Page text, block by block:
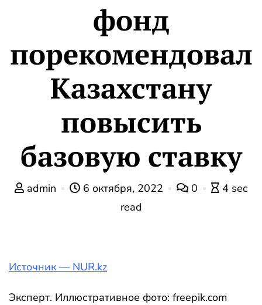
фонд
порекомендовал
Казахстану
повысить
базовую ставку
admin 6 октября, 2022 0
4 sec
read
Источник — NUR.kz
Эксперт. Иллюстративное фото: freepik.com